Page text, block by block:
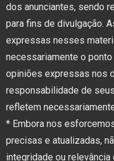
dos anunciantes, sendo
para fins de divulgação.
expressas nesses
necessariamente o
opiniões expressas nos
responsabilidade de
refletem
* Embora nos
precisas e atualizadas,
integridade ou